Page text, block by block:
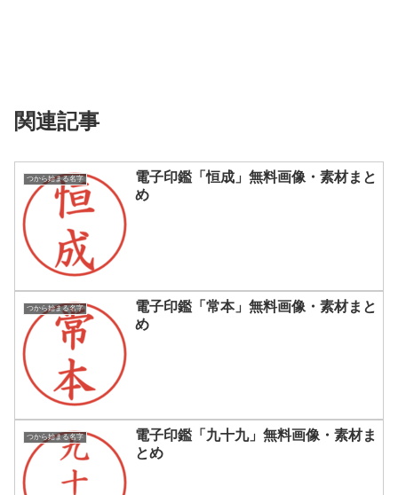
関連記事
つから始まる名字
電子印鑑「恒成」無料画像・素材まと
め
つから始まる名字
電子印鑑「常本」無料画像・素材まと
め
つから始まる名字
電子印鑑「九十九」無料画像・素材ま
とめ